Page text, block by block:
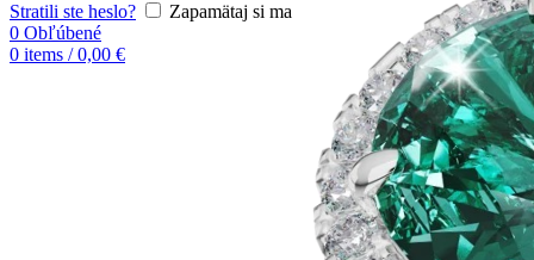
Stratili ste heslo?
Zapamätaj si ma
0 Obľúbené
0 items / 0,00 €